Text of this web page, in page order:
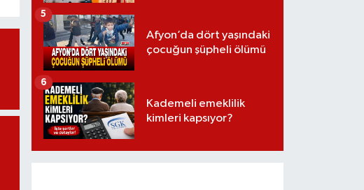
Afyon’da dört yaşındaki
çocuğun şüpheli ölümü
5
Kademeli emeklilik
kimleri kapsıyor?
6